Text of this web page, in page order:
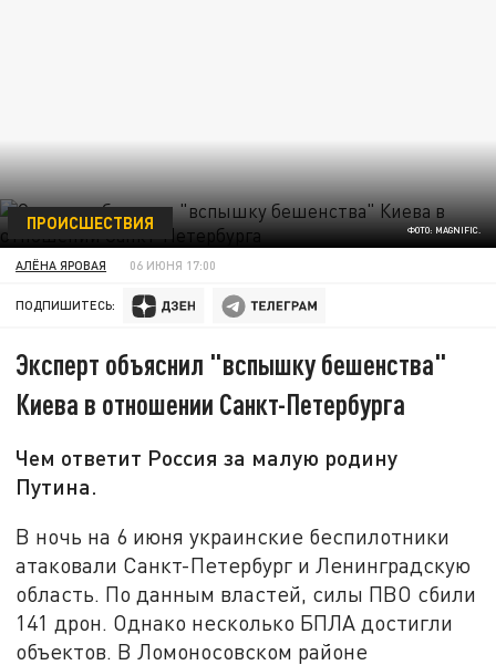
ФОТО: MAGNIFIC.
ПРОИСШЕСТВИЯ
АЛЁНА ЯРОВАЯ 06 ИЮНЯ 17:00
ПОДПИШИТЕСЬ:
Эксперт объяснил "вспышку бешенства"
Киева в отношении Санкт-Петербурга
Чем ответит Россия за малую родину
Путина.
В ночь на 6 июня украинские беспилотники
атаковали Санкт-Петербург и Ленинградскую
область. По данным властей, силы ПВО сбили
141 дрон. Однако несколько БПЛА достигли
объектов. В Ломоносовском районе